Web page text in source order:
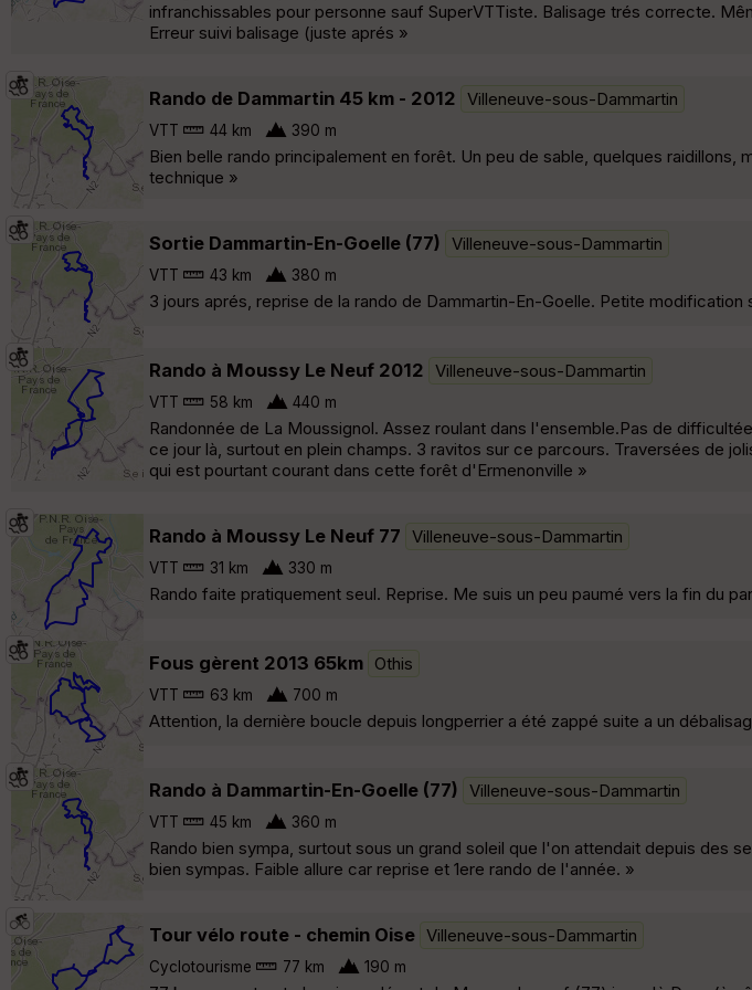
infranchissables pour personne sauf SuperVTTiste. Balisage trés correcte.
Erreur suivi balisage (juste aprés »
Rando de Dammartin 45 km - 2012 Villeneuve-sous-Dammartin
VTT 44 km 390 m
Bien belle rando principalement en forêt. Un peu de sable, quelques raidillons,
technique »
Sortie Dammartin-En-Goelle (77) Villeneuve-sous-Dammartin
VTT 43 km 380 m
3 jours aprés, reprise de la rando de Dammartin-En-Goelle. Petite modification
Rando à Moussy Le Neuf 2012 Villeneuve-sous-Dammartin
VTT 58 km 440 m
Randonnée de La Moussignol. Assez roulant dans l'ensemble.Pas de
ce jour là, surtout en plein champs. 3 ravitos sur ce parcours. Traversées de
qui est pourtant courant dans cette forêt d'Ermenonville »
Rando à Moussy Le Neuf 77 Villeneuve-sous-Dammartin
VTT 31 km 330 m
Rando faite pratiquement seul. Reprise. Me suis un peu paumé vers la fin du
Fous gèrent 2013 65km Othis
VTT 63 km 700 m
Attention, la dernière boucle depuis longperrier a été zappé suite a un
Rando à Dammartin-En-Goelle (77) Villeneuve-sous-Dammartin
VTT 45 km 360 m
Rando bien sympa, surtout sous un grand soleil que l'on attendait depuis des
bien sympas. Faible allure car reprise et 1ere rando de l'année. »
Tour vélo route - chemin Oise Villeneuve-sous-Dammartin
Cyclotourisme 77 km 190 m